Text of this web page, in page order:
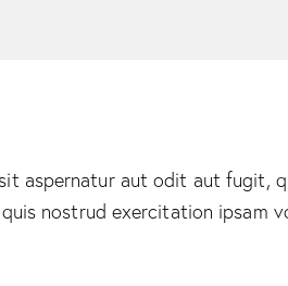
aspernatur aut odit aut fugit,
nostrud exercitation ipsam